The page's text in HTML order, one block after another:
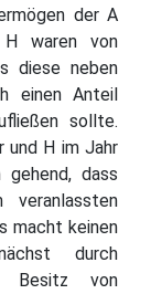
der A
H waren von
diese neben
einen Anteil
sollte.
und H im Jahr
gehend, dass
macht keinen
durch
Besitz von